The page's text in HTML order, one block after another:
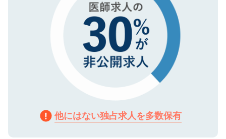
他にはない独占求人を多数保有